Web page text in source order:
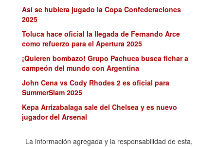
Así se hubiera jugado la Copa Confederaciones
2025
Toluca hace oficial la llegada de Fernando Arce
como refuerzo para el Apertura 2025
¡Quieren bombazo! Grupo Pachuca busca fichar a
campeón del mundo con Argentina
John Cena vs Cody Rhodes 2 es oficial para
SummerSlam 2025
Kepa Arrizabalaga sale del Chelsea y es nuevo
jugador del Arsenal
La información agregada y la responsabilidad de esta,